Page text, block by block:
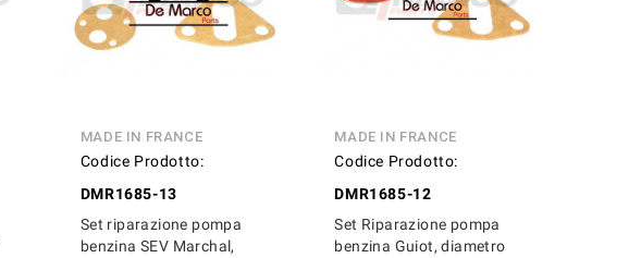
MADE IN FRANCE
Codice Prodotto:
DMR1685-13
Set riparazione pompa
benzina SEV Marchal,
MADE IN FRANCE
Codice Prodotto:
DMR1685-12
Set Riparazione pompa
benzina Guiot, diametro